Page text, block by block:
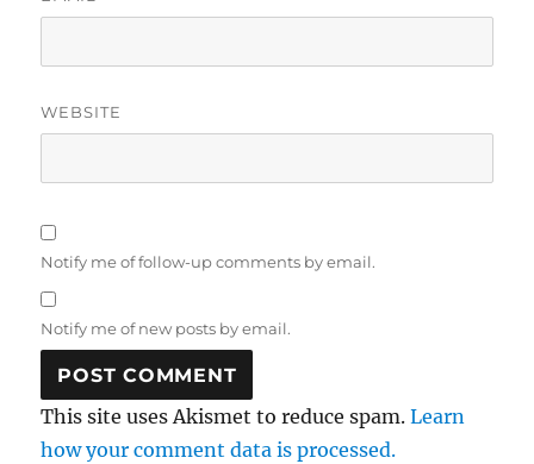
WEBSITE
Notify me of follow-up comments by email.
Notify me of new posts by email.
This site uses Akismet to reduce spam.Learn
how your comment data is processed.